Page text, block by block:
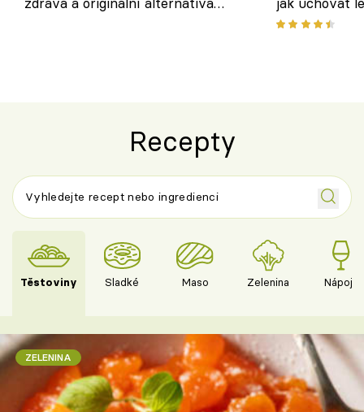
Recepty
Těstoviny Sladké Maso Zelenina Nápoje
ZELENINA